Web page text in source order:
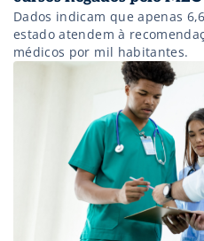
Dados indicam que apenas
estado atendem à
médicos por mil habitantes.